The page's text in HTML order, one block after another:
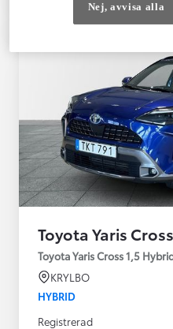
Toyota Yaris Cross
Toyota Yaris Cross 1,5
KRYLBO
HYBRID
Registrerad
Nej, avvisa alla